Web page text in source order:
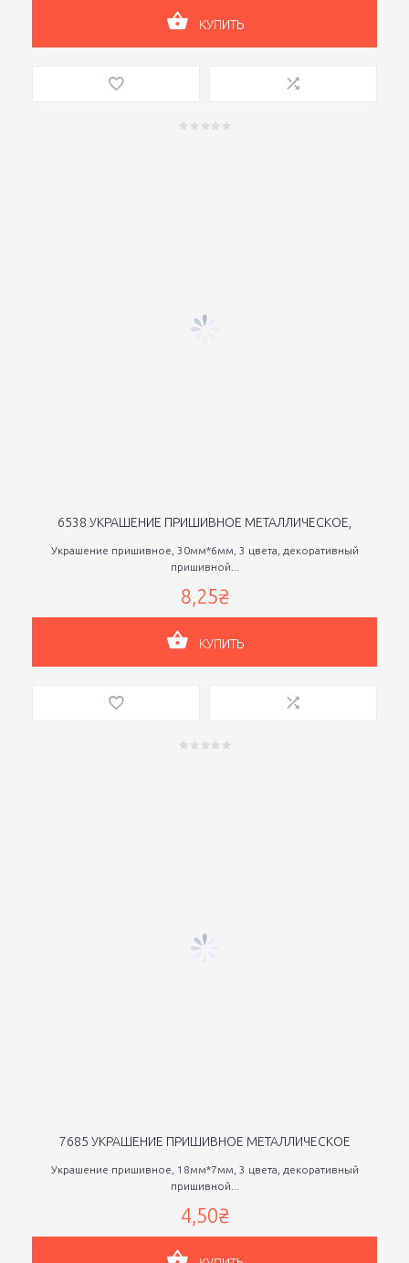
КУПИТЬ
6538 УКРАШЕНИЕ ПРИШИВНОЕ МЕТАЛЛИЧЕСКОЕ,
Украшение пришивное, 30мм*6мм, 3 цвета, декоративный
пришивной...
8,25₴
КУПИТЬ
7685 УКРАШЕНИЕ ПРИШИВНОЕ МЕТАЛЛИЧЕСКОЕ
Украшение пришивное, 18мм*7мм, 3 цвета, декоративный
пришивной...
4,50₴